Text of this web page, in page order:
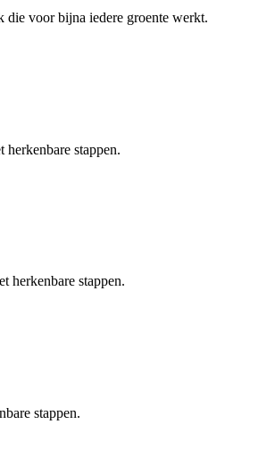
die voor bijna iedere groente werkt.
stappen.
herkenbare stappen.
stappen.